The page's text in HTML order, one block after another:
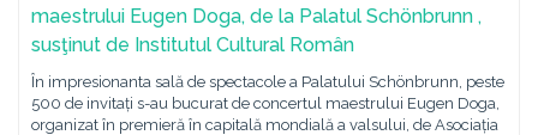
maestrului Eugen Doga, de la Palatul Schönbrunn ,
susţinut de Institutul Cultural Român
În impresionanta sală de spectacole a Palatului Schönbrunn, peste
500 de invitați s-au bucurat de concertul maestrului Eugen Doga,
organizat în premieră în capitală mondială a valsului, de Asociația